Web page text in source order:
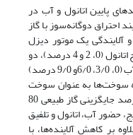
پایین اتانول و آب در
دوگانه‌سوز با گاز
آلایندگی یک موتور دیزل
داشته باشد. در پژوهش حاضر، سه سطح اتانول (0، 2 و 4 درصد)، دو
سطح بیودیزل (0 و 5 درصد) و چهار سطح آب (0، 3/0، 6/0و 9/0 درصد)
سوخت‌ها به عنوان سوخت
پایلوت در فرایند احتراق دوسوخته با درصد جایگزینی گاز طبیعی 80
حضور آب، اتانول و تلفیق
بر کاهش آلاینده‌ها، با